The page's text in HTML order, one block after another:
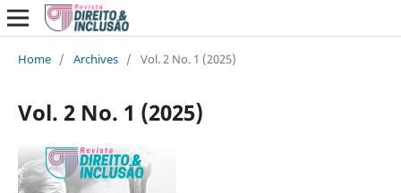
Home / Archives / Vol. 2 No. 1 (2025)
Vol. 2 No. 1 (2025)